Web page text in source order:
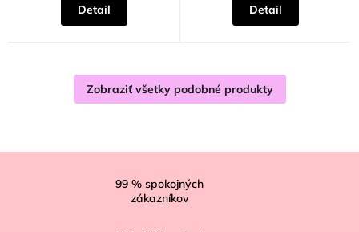
Detail Detail
Zobraziť všetky podobné produkty
99 % spokojných
zákazníkov